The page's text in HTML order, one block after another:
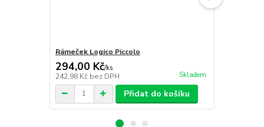
Rámeček Logico Piccolo
294,00 Kč/ks
242,98 Kč bez DPH Skladem
Přidat do košíku